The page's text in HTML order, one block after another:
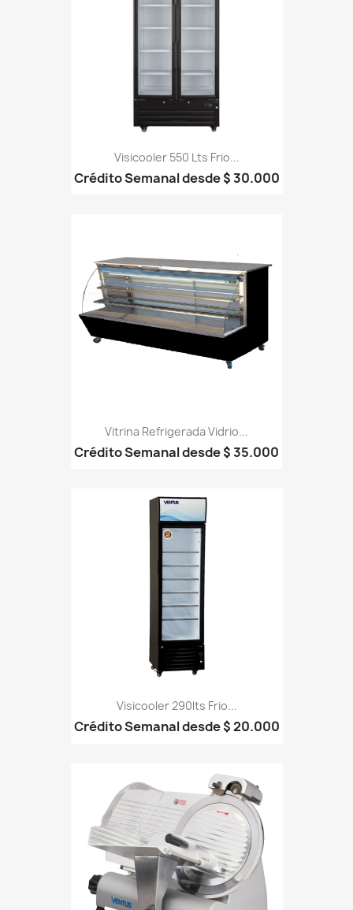
Visicooler 550 Lts Frio...
Crédito Semanal desde $ 30.000
Vitrina Refrigerada Vidrio...
Crédito Semanal desde $ 35.000
Visicooler 290lts Frio...
Crédito Semanal desde $ 20.000